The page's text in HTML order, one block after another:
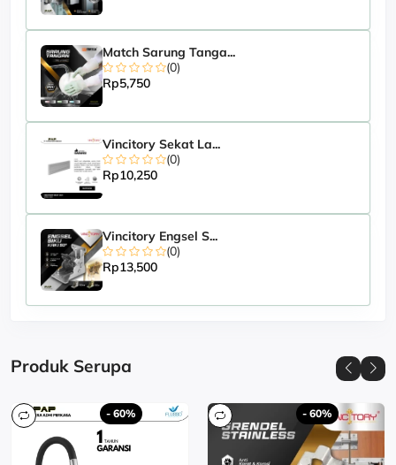
Match Sarung Tanga...
(0)
Rp5,750
Vincitory Sekat La...
(0)
Rp10,250
Vincitory Engsel S...
(0)
Rp13,500
Produk Serupa
- 60% - 60%